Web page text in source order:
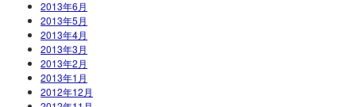
2013年6月
2013年5月
2013年4月
2013年3月
2013年2月
2013年1月
2012年12月